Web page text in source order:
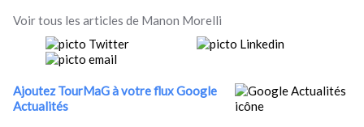
Voir tous les articles de Manon Morelli
Ajoutez TourMaG à votre flux Google
Actualités